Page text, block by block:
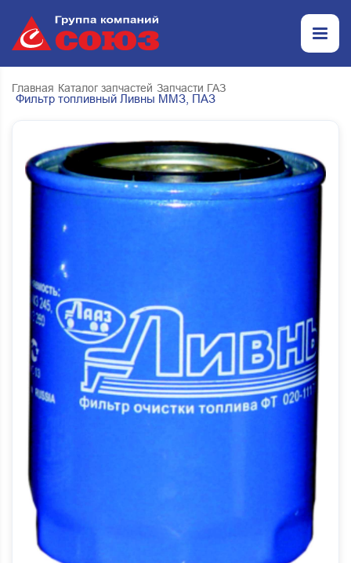
Главная Каталог запчастей Запчасти ГАЗ
Фильтр топливный Ливны ММЗ, ПАЗ